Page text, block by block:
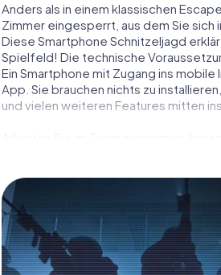
Anders als in einem klassischen
Zimmer eingesperrt, aus dem Sie
Diese Smartphone Schnitzeljagd
Spielfeld! Die technische
Ein Smartphone mit Zugang ins
App. Sie brauchen nichts zu
und vielen weiteren Features mitten
Arbeiten Sie im Team zusammen,
Gegensatz zu James Bond und Co.
sich mit Ihrem Team im Highscore von
persönlichen Bildergalerie. Das
Ihrem ganz persönlichen
und Geheimagenten und verwandeln
Room!